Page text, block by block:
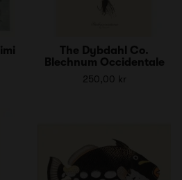
The Dybdahl Co.
Blechnum Occidentale
250,00 kr